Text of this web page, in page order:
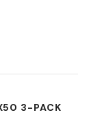
3-PACK